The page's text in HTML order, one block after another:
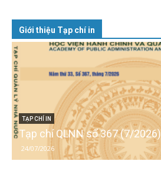
Giới thiệu Tạp chí in
TẠP CHÍ IN
Tạp chí QLNN số 367 (7/2026)
24/07/2026